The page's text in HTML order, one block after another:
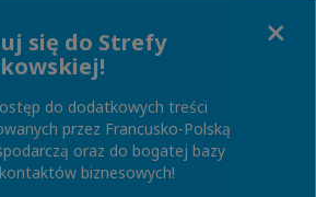
się do Strefy
do dodatkowych treści
przez Francusko-Polską
oraz do bogatej bazy
biznesowych!